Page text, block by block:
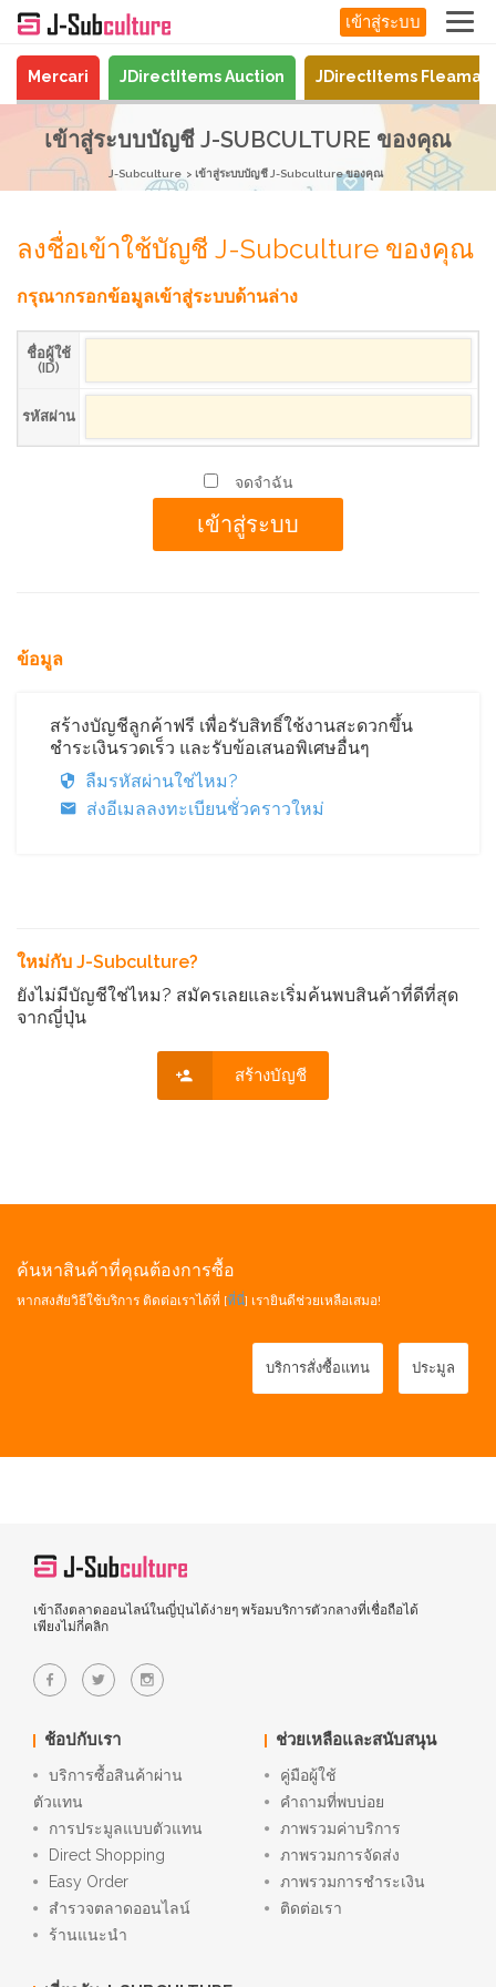
เข้าสู่ระบบ
Mercari JDirectItems Auction JDirectItems
เข้าสู่ระบบบัญชี J-SUBCULTURE ของคุณ
J-Subculture เข้าสู่ระบบบัญชี J-Subculture ของคุณ
ลงชื่อเข้าใช้บัญชี J-Subculture ของคุณ
กรุณากรอกข้อมูลเข้าสู่ระบบด้านล่าง
ชื่อผู้ใช้
(ID)
รหัสผ่าน
จดจำฉัน
ข้อมูล
สร้างบัญชีลูกค้าฟรี เพื่อรับสิทธิ์ใช้งานสะดวกขึ้น
ชำระเงินรวดเร็ว และรับข้อเสนอพิเศษอื่นๆ
ลืมรหัสผ่านใช่ไหม?
ส่งอีเมลลงทะเบียนชั่วคราวใหม่
ใหม่กับ J-Subculture?
ยังไม่มีบัญชีใช่ไหม? สมัครเลยและเริ่มค้นพบสินค้าที่ดีที่สุด
จากญี่ปุ่น
สร้างบัญชี
ค้นหาสินค้าที่คุณต้องการซื้อ
หากสงสัยวิธีใช้บริการ ติดต่อเราได้ที่ [ที่นี่] เรายินดีช่วยเหลือเสมอ!
บริการสั่งซื้อแทน ประมูล
เข้าถึงตลาดออนไลน์ในญี่ปุ่นได้ง่ายๆ พร้อมบริการตัวกลางที่เชื่อถือได้
เพียงไม่กี่คลิก
ช้อปกับเรา
บริการซื้อสินค้าผ่าน
ตัวแทน
การประมูลแบบตัวแทน
Direct Shopping
Easy Order
สำรวจตลาดออนไลน์
ร้านแนะนำ
ช่วยเหลือและสนับสนุน
คู่มือผู้ใช้
คำถามที่พบบ่อย
ภาพรวมค่าบริการ
ภาพรวมการจัดส่ง
ภาพรวมการชำระเงิน
ติดต่อเรา